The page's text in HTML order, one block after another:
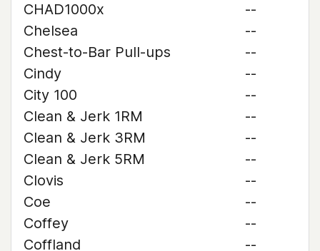
CHAD1000x
--
Chelsea
--
Chest-to-Bar Pull-ups
--
Cindy
--
City 100
--
Clean & Jerk 1RM
--
Clean & Jerk 3RM
--
Clean & Jerk 5RM
--
Clovis
--
Coe
--
Coffey
--
Coffland
--